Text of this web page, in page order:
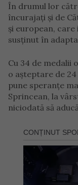
În drumul lor
încurajați și de
și european,
susținut în
Cu 34 de medalii
o așteptare de
pune speranțe
Sprincean, la
niciodată să